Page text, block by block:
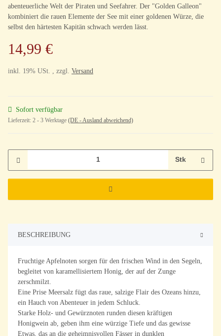
abenteuerliche Welt der Piraten und Seefahrer. Der "Golden Galleon"
kombiniert die rauen Elemente der See mit einer goldenen Würze, die
selbst den härtesten Kapitän schwach werden lässt.
14,99 €
inkl. 19% USt. , zzgl. Versand
Sofort verfügbar
Lieferzeit: 2 - 3 Werktage (DE - Ausland abweichend)
Stk
BESCHREIBUNG
Fruchtige Apfelnoten sorgen für den frischen Wind in den Segeln,
begleitet von karamellisiertem Honig, der auf der Zunge
zerschmilzt.
Eine Prise Meersalz fügt das raue, salzige Flair des Ozeans hinzu,
ein Hauch von Abenteuer in jedem Schluck.
Starke Holz- und Gewürznoten runden diesen kräftigen
Honigwein ab, geben ihm eine würzige Tiefe und das gewisse
Etwas, das an die geheimnisvollen Fässer in dunklen